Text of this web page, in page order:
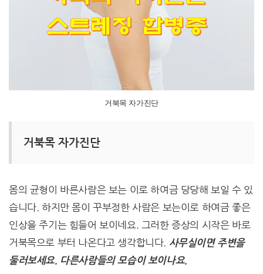
거북목 자가진단
거북목 자가진단
몸의 균형이 바른사람은 보는 이로 하여금 당당해 보일 수 있
습니다. 하지만 몸이 꾸부정한 사람은 보는이로 하여금 좋은
인상을 주기는 힘들어 보이네요. 그러한 증상의 시작은 바로
거북목으로 부터 나온다고 생각합니다. 사무실이면 주변을
둘러보세요. 다른사람들의 모습이 보이나요.